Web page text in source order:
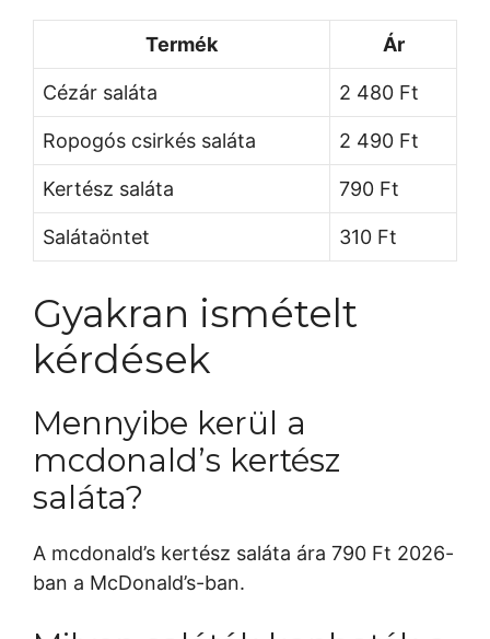
Termék Ár
Cézár saláta 2 480 Ft
Ropogós csirkés saláta 2 490 Ft
Kertész saláta 790 Ft
Salátaöntet 310 Ft
Gyakran ismételt
kérdések
Mennyibe kerül a
mcdonald’s kertész
saláta?
A mcdonald’s kertész saláta ára 790 Ft 2026-
ban a McDonald’s-ban.